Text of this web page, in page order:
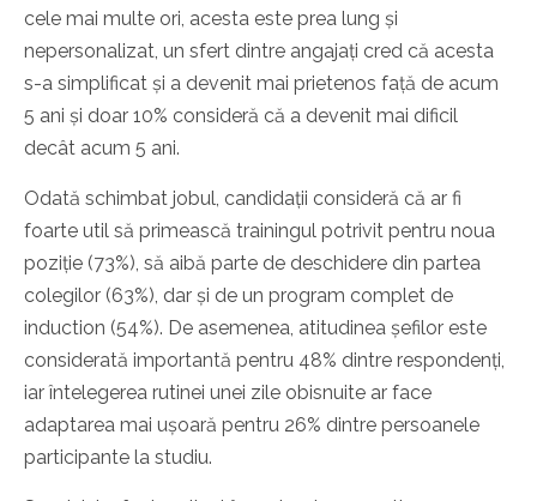
cele mai multe ori, acesta este prea lung și
nepersonalizat, un sfert dintre angajați cred că acesta
s-a simplificat și a devenit mai prietenos față de acum
5 ani și doar 10% consideră că a devenit mai dificil
decât acum 5 ani.
Odată schimbat jobul, candidații consideră că ar fi
foarte util să primească trainingul potrivit pentru noua
poziție (73%), să aibă parte de deschidere din partea
colegilor (63%), dar și de un program complet de
induction (54%). De asemenea, atitudinea șefilor este
considerată importantă pentru 48% dintre respondenți,
iar întelegerea rutinei unei zile obisnuite ar face
adaptarea mai ușoară pentru 26% dintre persoanele
participante la studiu.